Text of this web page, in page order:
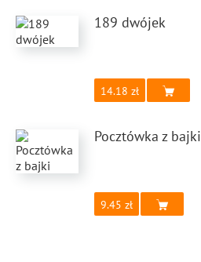
189 dwójek
14.18
Pocztówka z bajki
9.45